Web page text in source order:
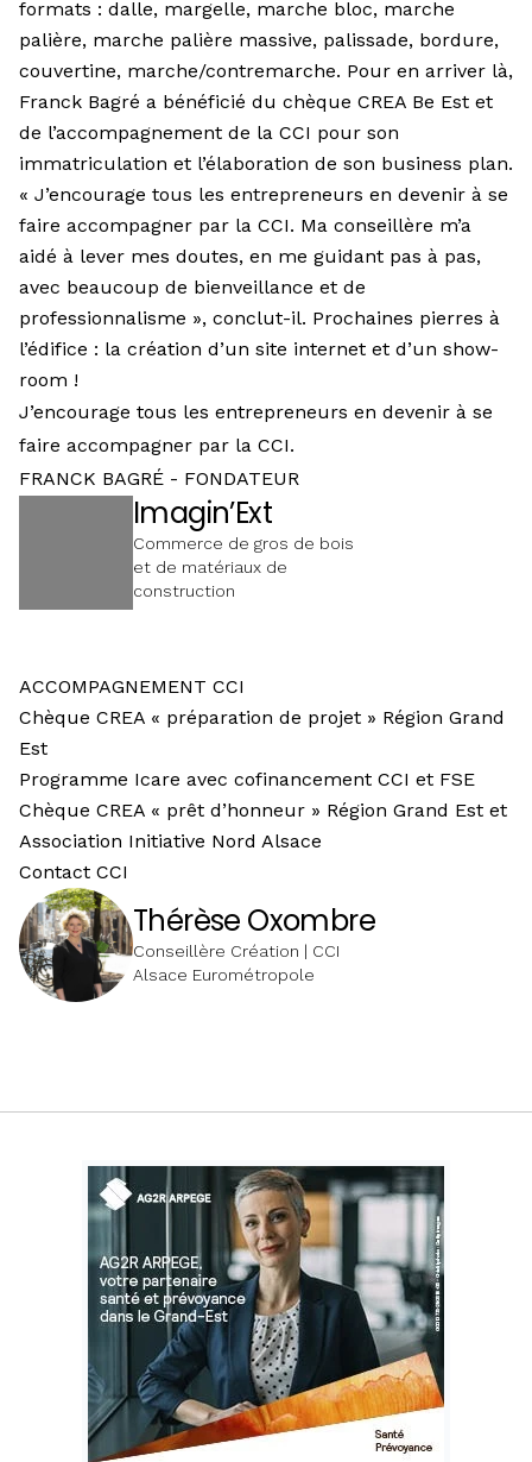
formats : dalle, margelle, marche bloc, marche
palière, marche palière massive, palissade, bordure,
couvertine, marche/contremarche. Pour en arriver là,
Franck Bagré a bénéficié du chèque CREA Be Est et
de l’accompagnement de la CCI pour son
immatriculation et l’élaboration de son business plan.
« J’encourage tous les entrepreneurs en devenir à se
faire accompagner par la CCI. Ma conseillère m’a
aidé à lever mes doutes, en me guidant pas à pas,
avec beaucoup de bienveillance et de
professionnalisme », conclut-il. Prochaines pierres à
l’édifice : la création d’un site internet et d’un show-
room !
J’encourage tous les entrepreneurs en devenir à se
faire accompagner par la CCI.
FRANCK BAGRÉ - FONDATEUR
Imagin’Ext
Commerce de gros de bois
et de matériaux de
construction
ACCOMPAGNEMENT CCI
Chèque CREA « préparation de projet » Région Grand
Est
Programme Icare avec cofinancement CCI et FSE
Chèque CREA « prêt d’honneur » Région Grand Est et
Association Initiative Nord Alsace
Contact CCI
Thérèse Oxombre
Conseillère Création | CCI
Alsace Eurométropole